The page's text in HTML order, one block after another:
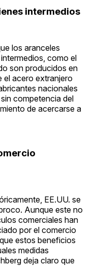
intermedios
los aranceles
como el
son producidos en
el acero extranjero
nacionales
competencia del
de acercarse a
EE.UU. se
Aunque este no
comerciales han
por el comercio
estos beneficios
medidas
deja claro que